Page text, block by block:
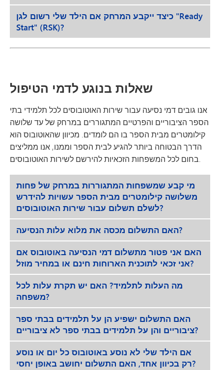
כיצד ייקבע המרחק אם הילד שלי רשום לגן "Ready
Start" (RSK)?
שאלות בנוגע לדמי הטיפול
אנו גובים דמי נסיעה עבור שירות האוטובוסים לכל תלמידי בתי
הספר הציבוריים והפרטיים המתגוררים במרחק של עד שלושה
קילומטרים מבית הספר בו הם לומדים. מכיוון שהאוטובוס הוא
הדרך הבטוחה ביותר להגיע לבית הספר וממנו, אנו ממליצים
בחום לכל המשפחות הזכאיות להירשם לשירות האוטובוסים.
מי קבע שמשפחות המתגוררות במרחק של פחות
משלושה קילומטרים מבית הספר עשויות להידרש
לשלם תשלום עבור שירות האוטובוסים?
האם התשלום מכסה את מלוא עלות הנסיעה?
האם אני פטור מתשלום דמי הנסיעה באוטובוס אם
אני זכאי לתוכנית הארוחות חינם או במחיר מוזל?
מה העלות לתלמיד? האם יש תקרת עלות לכל
משפחה?
האם התשלום ישפיע הן על תלמידים בבתי ספר
ציבוריים והן על תלמידים בבתי ספר לא ציבוריים?
אם הילד שלי לא נוסע באוטובוס כל יום או נוסע
רק בכיוון אחד, האם התשלום יחושב באופן יחסי?